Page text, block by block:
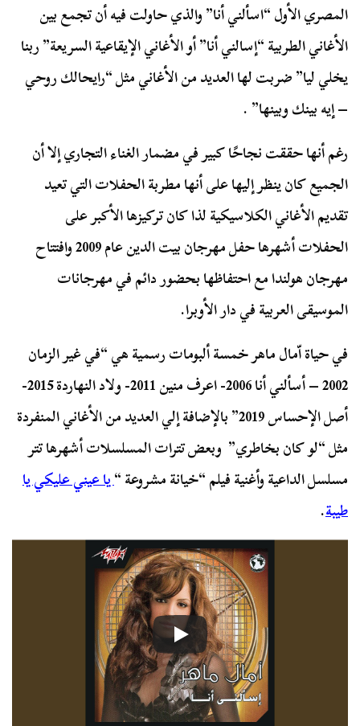
المصري الأول “اسألني أنا” والذي حاولت فيه أن تجمع بين
الأغاني الطربية “إسالني أنا” أو الأغاني الإيقاعية السريعة” ربنا
يخلي ليا” ضربت لها العديد من الأغاني مثل “رايحالك روحي
– إيه بينك وبينها” .
رغم أنها حققت نجاحًا كبير في مضمار الغناء التجاري إلا أن
الجميع كان ينظر إليها على أنها مطربة الحفلات التي تعيد
تقديم الأغاني الكلاسيكية لذا كان تركيزها الأكبر على
الحفلات أشهرها حفل مهرجان بيت الدين عام 2009 وافتتاح
مهرجان هولندا مع احتفاظها بحضور دائم في مهرجانات
الموسيقى العربية في دار الأوبرا.
في حياة اّمال ماهر خمسة ألبومات رسمية هي “في غير الزمان
2002 – أسألني أنا 2006- اعرف منين 2011- ولاد النهاردة 2015-
أصل الإحساس 2019” بالإضافة إلي العديد من الأغاني المنفردة
مثل “لو كان بخاطري” وبعض تترات المسلسلات أشهرها تتر
مسلسل الداعية وأغنية فيلم “خيانة مشروعة “يا عيني عليكي يا
طيبة.